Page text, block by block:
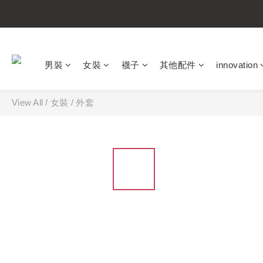
男裝 女裝 襪子 其他配件 innovation
View All / 女裝 /外套